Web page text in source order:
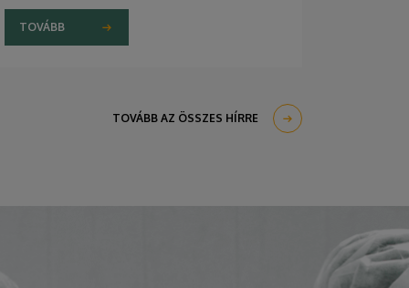
zeneterápiás és a mentális egészséget
támogató prevenciós foglalkozásokon is
részt vehetnek a július 22-én kezdődő
Általános Orvostudományi Kar sokszínű
TOVÁBB
TOVÁBB AZ ÖSSZES HÍRRE